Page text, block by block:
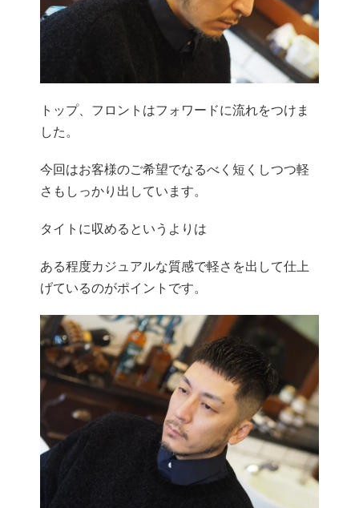
トップ、フロントはフォワードに流れをつけま
した。
今回はお客様のご希望でなるべく短くしつつ軽
さもしっかり出しています。
タイトに収めるというよりは
ある程度カジュアルな質感で軽さを出して仕上
げているのがポイントです。